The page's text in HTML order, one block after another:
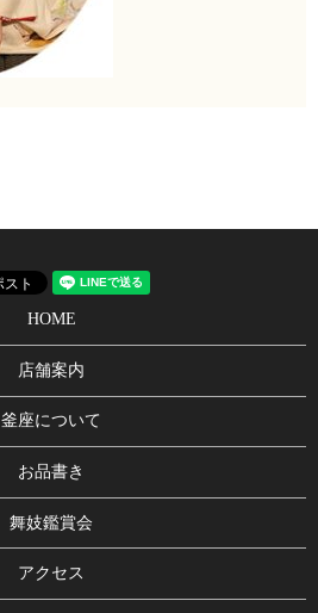
HOME
店舗案内
釜座について
お品書き
舞妓鑑賞会
アクセス